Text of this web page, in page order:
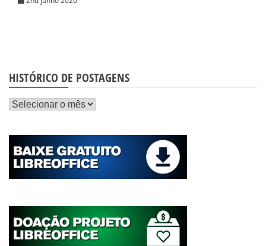
HISTÓRICO DE POSTAGENS
Histórico
postagens